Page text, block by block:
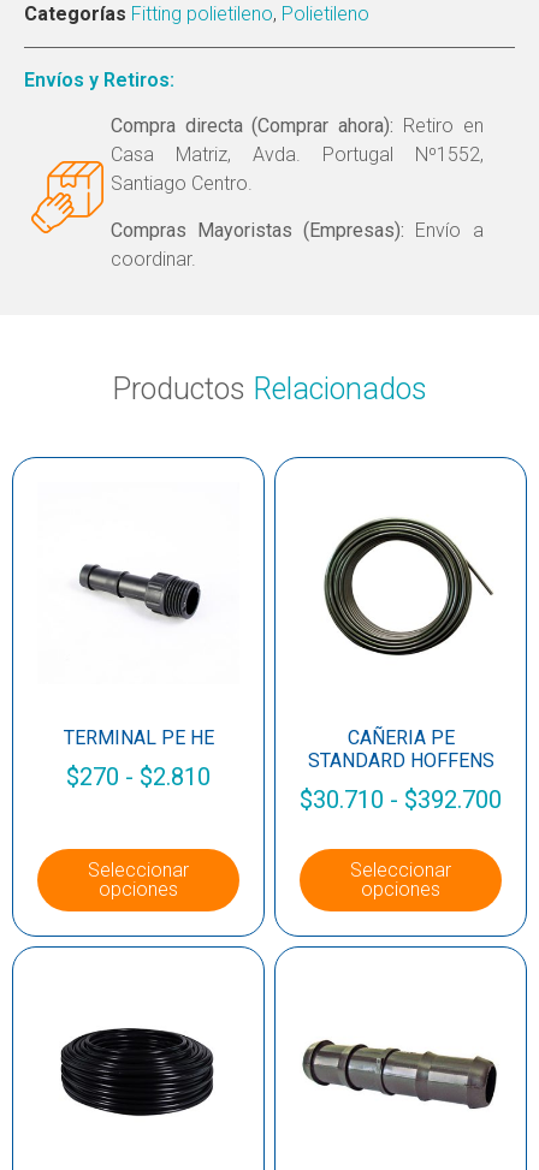
Categorías Fitting polietileno, Polietileno
Envíos y Retiros:
Compra directa (Comprar ahora): Retiro en
Casa Matriz, Avda. Portugal Nº1552,
Santiago Centro.
Compras Mayoristas (Empresas): Envío a
coordinar.
Productos Relacionados
TERMINAL PE HE
$270 - $2.810
Seleccionar
opciones
CAÑERIA PE
STANDARD HOFFENS
$30.710 - $392.700
Seleccionar
opciones